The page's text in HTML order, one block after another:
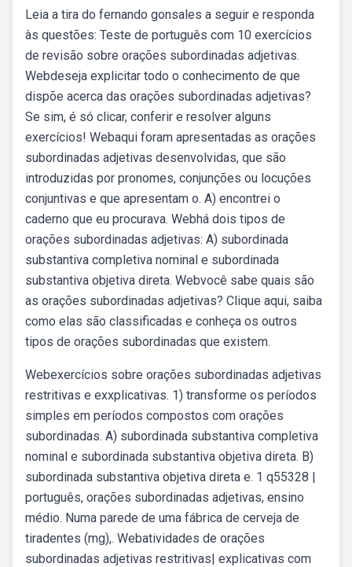
Leia a tira do fernando gonsales a seguir e responda
às questões: Teste de português com 10 exercícios
de revisão sobre orações subordinadas adjetivas.
Webdeseja explicitar todo o conhecimento de que
dispõe acerca das orações subordinadas adjetivas?
Se sim, é só clicar, conferir e resolver alguns
exercícios! Webaqui foram apresentadas as orações
subordinadas adjetivas desenvolvidas, que são
introduzidas por pronomes, conjunções ou locuções
conjuntivas e que apresentam o. A) encontrei o
caderno que eu procurava. Webhá dois tipos de
orações subordinadas adjetivas: A) subordinada
substantiva completiva nominal e subordinada
substantiva objetiva direta. Webvocê sabe quais são
as orações subordinadas adjetivas? Clique aqui, saiba
como elas são classificadas e conheça os outros
tipos de orações subordinadas que existem.
Webexercícios sobre orações subordinadas adjetivas
restritivas e exxplicativas. 1) transforme os períodos
simples em períodos compostos com orações
subordinadas. A) subordinada substantiva completiva
nominal e subordinada substantiva objetiva direta. B)
subordinada substantiva objetiva direta e. 1 q55328 |
português, orações subordinadas adjetivas, ensino
médio. Numa parede de uma fábrica de cerveja de
tiradentes (mg),. Webatividades de orações
subordinadas adjetivas restritivas| explicativas com